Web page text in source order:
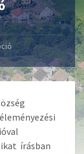
írásban